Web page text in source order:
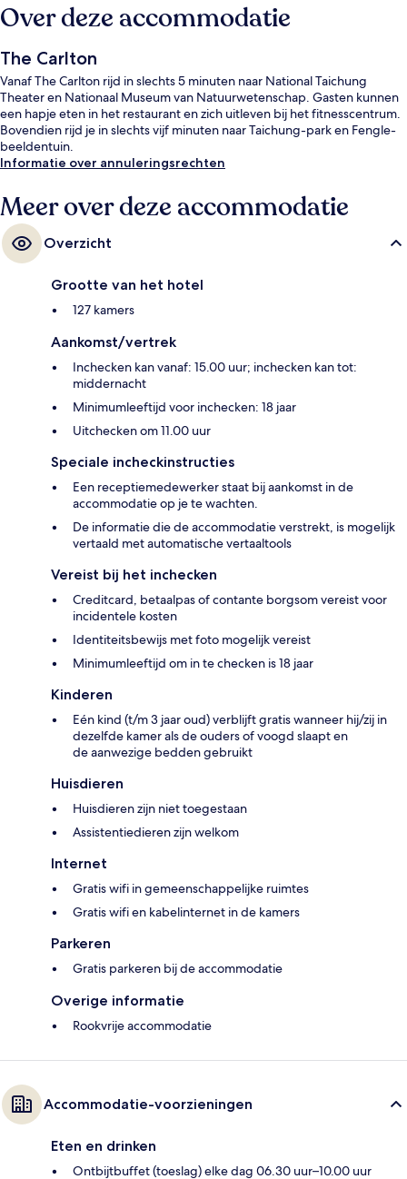
Over deze accommodatie
The Carlton
Vanaf The Carlton rijd in slechts 5 minuten naar National Taichung
Theater en Nationaal Museum van Natuurwetenschap. Gasten kunnen
een hapje eten in het restaurant en zich uitleven bij het fitnesscentrum.
Bovendien rijd je in slechts vijf minuten naar Taichung-park en Fengle-
beeldentuin.
Informatie over annuleringsrechten
Meer over deze accommodatie
Overzicht
Grootte van het hotel
127 kamers
Aankomst/vertrek
Inchecken kan vanaf: 15.00 uur; inchecken kan tot:
middernacht
Minimumleeftijd voor inchecken: 18 jaar
Uitchecken om 11.00 uur
Speciale incheckinstructies
Een receptiemedewerker staat bij aankomst in de
accommodatie op je te wachten.
De informatie die de accommodatie verstrekt, is mogelijk
vertaald met automatische vertaaltools
Vereist bij het inchecken
Creditcard, betaalpas of contante borgsom vereist voor
incidentele kosten
Identiteitsbewijs met foto mogelijk vereist
Minimumleeftijd om in te checken is 18 jaar
Kinderen
Eén kind (t/m 3 jaar oud) verblijft gratis wanneer hij/zij in
dezelfde kamer als de ouders of voogd slaapt en
de aanwezige bedden gebruikt
Huisdieren
Huisdieren zijn niet toegestaan
Assistentiedieren zijn welkom
Internet
Gratis wifi in gemeenschappelijke ruimtes
Gratis wifi en kabelinternet in de kamers
Parkeren
Gratis parkeren bij de accommodatie
Overige informatie
Rookvrije accommodatie
Accommodatie-voorzieningen
Eten en drinken
Ontbijtbuffet (toeslag) elke dag 06.30 uur–10.00 uur